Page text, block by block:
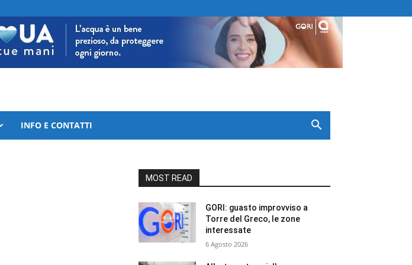
INFO E CONTATTI
MOST READ
GORI: guasto improvviso a
Torre del Greco, le zone
interessate
6 Agosto 2026